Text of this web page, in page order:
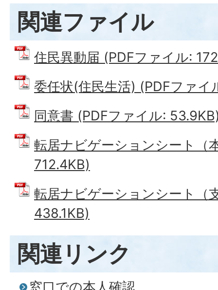
関連ファイル
住民異動届 (PDFファイル:
委任状(住民生活) (PDFファイ
同意書 (PDFファイル:
転居ナビゲーションシート（
712.4KB)
転居ナビゲーションシート（
438.1KB)
関連リンク